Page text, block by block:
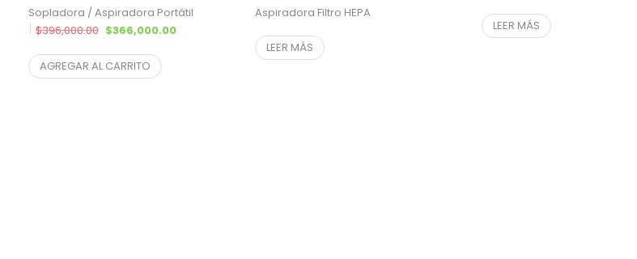
Sopladora / Aspiradora Portátil
$396,000.00 El precio original era: $396,000.00.
$366,000.00
AGREGAR AL CARRITO
Aspiradora Filtro HEPA
LEER MÁS
LEER MÁS